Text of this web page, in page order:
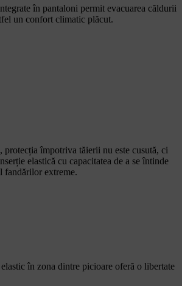
în pantaloni permit evacuarea căldurii
un confort climatic plăcut.
protecția împotriva tăierii nu este cusută, ci
elastică cu capacitatea de a se întinde
fandărilor extreme.
în zona dintre picioare oferă o libertate